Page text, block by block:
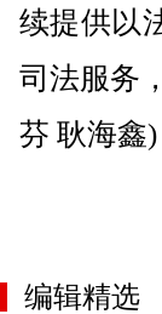
续提供以
司法服务
芬 耿海鑫)
编辑精选